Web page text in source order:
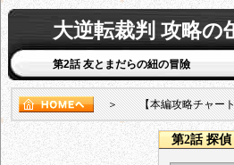
大逆転裁判 攻略の
第2話 友とまだらの紐の冒險
＞ 【本編攻略チャー
第2話 探